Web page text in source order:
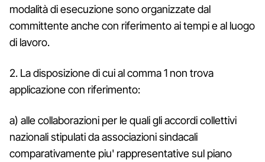
modalità di esecuzione sono organizzate dal
committente anche con riferimento ai tempi e al luogo
di lavoro.
2. La disposizione di cui al comma 1 non trova
applicazione con riferimento:
a) alle collaborazioni per le quali gli accordi collettivi
nazionali stipulati da associazioni sindacali
comparativamente piu' rappresentative sul piano